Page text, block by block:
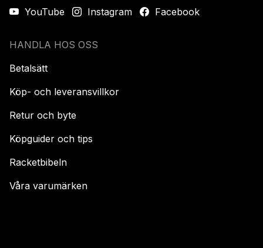
YouTube
Instagram Facebook
HANDLA HOS OSS
Betalsätt
Köp- och leveransvillkor
Retur och byte
Köpguider och tips
Racketbibeln
Våra varumärken